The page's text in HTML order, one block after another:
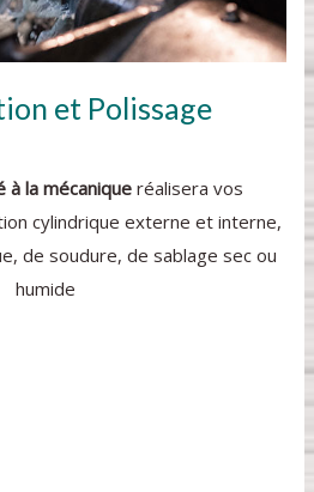
et Polissage
la mécaniqueréalisera vos
cylindrique externe et interne,
de soudure, de sablage sec ou
humide